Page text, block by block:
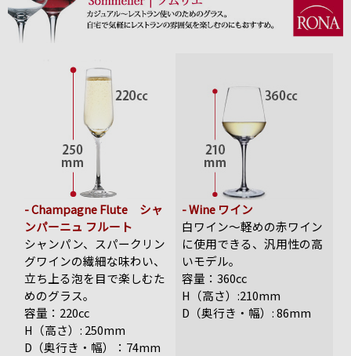
- Champagne Flute シャ
ンパーニュ フルート
シャンパン、スパークリン
グワインの繊細な味わい、
立ち上る泡を目で楽しむた
めのグラス。
容量：220cc
H（高さ）: 250mm
D（奥行き・幅）：74mm
- Wine ワイン
白ワイン～軽めの赤ワイン
に使用できる、汎用性の高
いモデル。
容量：360cc
H（高さ）:210mm
D（奥行き・幅）: 86mm